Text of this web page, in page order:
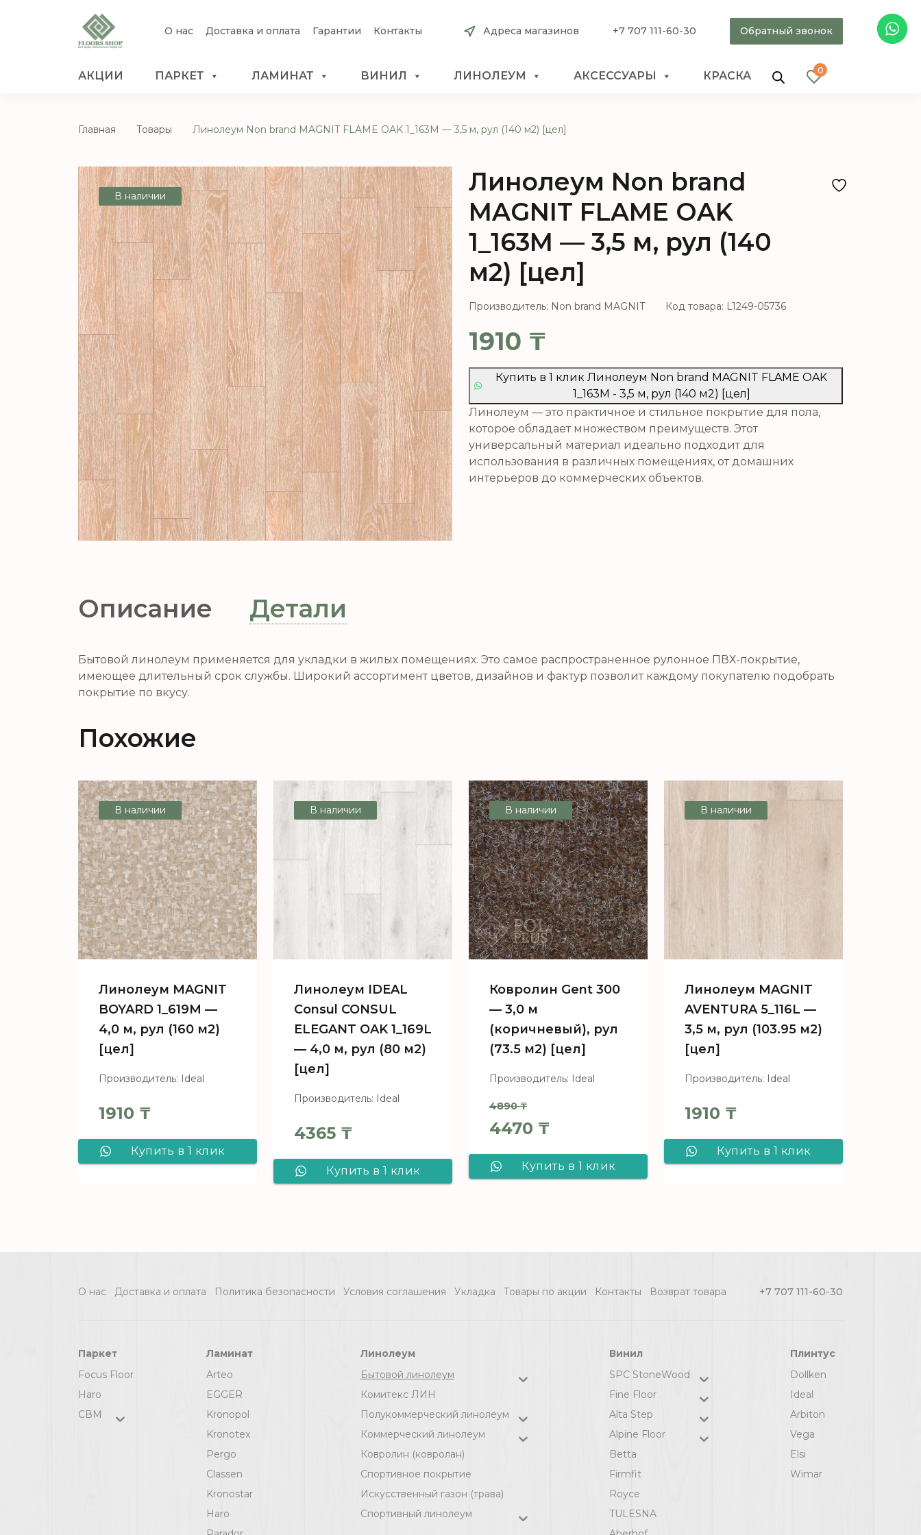
О нас Доставка и оплата Гарантии Контакты Адреса магазинов +7 707 111-60-30 Обратный звонок
АКЦИИ ПАРКЕТ ЛАМИНАТ ВИНИЛ ЛИНОЛЕУМ АКСЕССУАРЫ КРАСКА 0
Главная Товары Линолеум Non brand MAGNIT FLAME OAK 1_163M — 3,5 м, рул (140 м2) [цел]
В наличии
Линолеум Non brand
MAGNIT FLAME OAK
1_163M — 3,5 м, рул (140
м2) [цел]
Производитель: Non brand MAGNIT Код товара: L1249-05736
1910 ₸
Купить в 1 клик Линолеум Non brand MAGNIT FLAME OAK
1_163M - 3,5 м, рул (140 м2) [цел]
Линолеум — это практичное и стильное покрытие для пола,
которое обладает множеством преимуществ. Этот
универсальный материал идеально подходит для
использования в различных помещениях, от домашних
интерьеров до коммерческих объектов.
Описание Детали
Бытовой линолеум применяется для укладки в жилых помещениях. Это самое распространенное рулонное ПВХ-покрытие,
имеющее длительный срок службы. Широкий ассортимент цветов, дизайнов и фактур позволит каждому покупателю подобрать
покрытие по вкусу.
Похожие
В наличии
Линолеум MAGNIT
BOYARD 1_619M —
4,0 м, рул (160 м2)
[цел]
Производитель: Ideal
1910 ₸
Купить в 1 клик
В наличии
Линолеум IDEAL
Consul CONSUL
ELEGANT OAK 1_169L
— 4,0 м, рул (80 м2)
[цел]
Производитель: Ideal
4365 ₸
Купить в 1 клик
(80 м2) [цел]
В наличии
Ковролин Gent 300
— 3,0 м
(коричневый), рул
(73.5 м2) [цел]
Производитель: Ideal
4890₸
Первоначальная цена составляла 4890 ₸.
4470 ₸
Текущая цена: 4470 ₸.
Купить в 1 клик
В наличии
Линолеум MAGNIT
AVENTURA 5_116L —
3,5 м, рул (103.95 м2)
[цел]
Производитель: Ideal
1910 ₸
Купить в 1 клик
О нас Доставка и оплата Политика безопасности Условия соглашения Укладка Товары по акции Контакты Возврат товара +7 707 111-60-30
Паркет
Focus Floor
Haro
СВМ
Ламинат
Arteo
EGGER
Kronopol
Kronotex
Pergo
Classen
Kronostar
Haro
Линолеум
Бытовой линолеум
Комитекс ЛИН
Полукоммерческий линолеум
Коммерческий линолеум
Ковролин (ковролан)
Спортивное покрытие
Искусственный газон (трава)
Спортивный линолеум
Винил
SPC StoneWood
Fine Floor
Alta Step
Alpine Floor
Betta
Firmfit
Royce
TULESNA
Плинтус
Dollken
Ideal
Arbiton
Vega
Elsi
Wimar